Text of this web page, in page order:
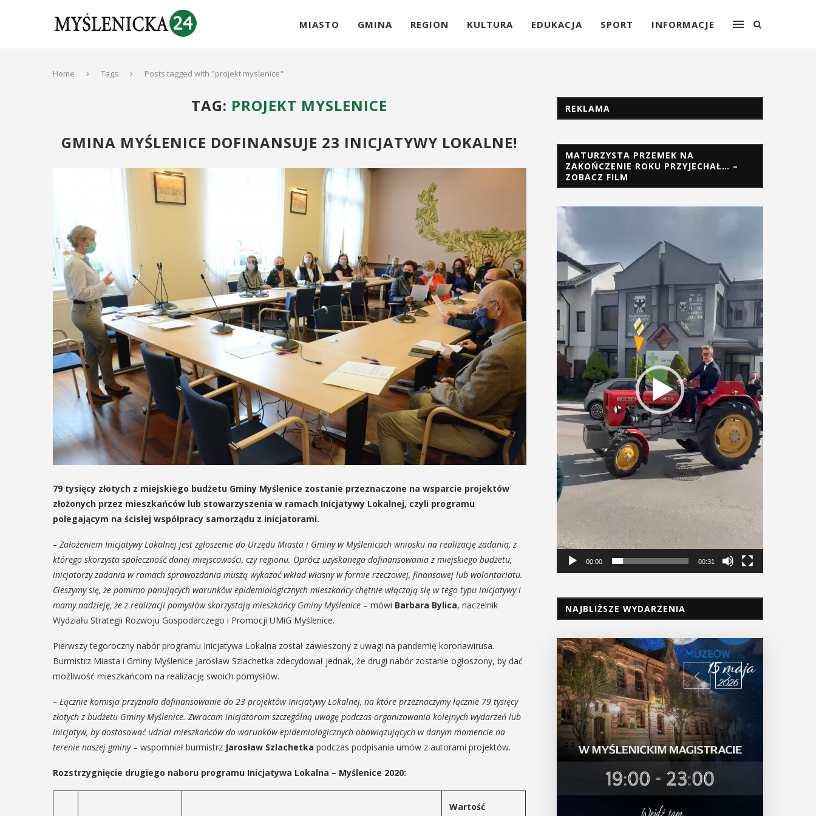
MIASTO GMINA REGION KULTURA EDUKACJA SPORT INFORMACJE
Home Tags Posts tagged with "projekt myslenice"
TAG: PROJEKT MYSLENICE
GMINA MYŚLENICE DOFINANSUJE 23 INICJATYWY LOKALNE!
79 tysięcy złotych z miejskiego budżetu Gminy Myślenice zostanie przeznaczone na wsparcie projektów
złożonych przez mieszkańców lub stowarzyszenia w ramach Inicjatywy Lokalnej, czyli programu
polegającym na ścisłej współpracy samorządu z inicjatorami.
– Założeniem Inicjatywy Lokalnej jest zgłoszenie do Urzędu Miasta i Gminy w Myślenicach wniosku na realizację zadania, z
którego skorzysta społeczność danej miejscowości, czy regionu. Oprócz uzyskanego dofinansowania z miejskiego budżetu,
inicjatorzy zadania w ramach sprawozdania muszą wykazać wkład własny w formie rzeczowej, finansowej lub wolontariatu.
Cieszymy się, że pomimo panujących warunków epidemiologicznych mieszkańcy chętnie włączają się w tego typu inicjatywy i
mamy nadzieję, że z realizacji pomysłów skorzystają mieszkańcy Gminy Myślenice – mówi Barbara Bylica, naczelnik
Wydziału Strategii Rozwoju Gospodarczego i Promocji UMiG Myślenice.
Pierwszy tegoroczny nabór programu Inicjatywa Lokalna został zawieszony z uwagi na pandemię koronawirusa.
Burmistrz Miasta i Gminy Myślenice Jarosław Szlachetka zdecydował jednak, że drugi nabór zostanie ogłoszony, by dać
możliwość mieszkańcom na realizację swoich pomysłów.
– Łącznie komisja przyznała dofinansowanie do 23 projektów Inicjatywy Lokalnej, na które przeznaczymy łącznie 79 tysięcy
złotych z budżetu Gminy Myślenice. Zwracam inicjatorom szczególną uwagę podczas organizowania kolejnych wydarzeń lub
inicjatyw, by dostosować udział mieszkańców do warunków epidemiologicznych obowiązujących w danym momencie na
terenie naszej gminy– wspomniał burmistrz Jarosław Szlachetka podczas podpisania umów z autorami projektów.
Rozstrzygnięcie drugiego naboru programu Inicjatywa Lokalna – Myślenice 2020:
Wartość
REKLAMA
MATURZYSTA PRZEMEK NA
ZAKOŃCZENIE ROKU PRZYJECHAŁ… –
ZOBACZ FILM
Odtwarzacz
video
00:00 00:31
NAJBLIŻSZE WYDARZENIA